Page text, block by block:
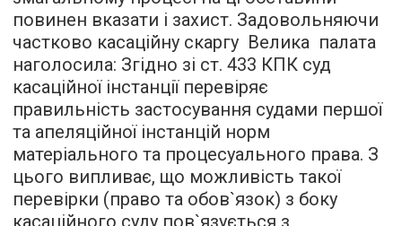
повинен вказати і захист. Задовольняючи
частково касаційну скаргу Велика палата
наголосила: Згідно зі ст. 433 КПК суд
касаційної інстанції перевіряє
правильність застосування судами першої
та апеляційної інстанцій норм
матеріального та процесуального права. З
цього випливає, що можливість такої
перевірки (право та обов`язок) з боку
касаційного суду пов`язується з